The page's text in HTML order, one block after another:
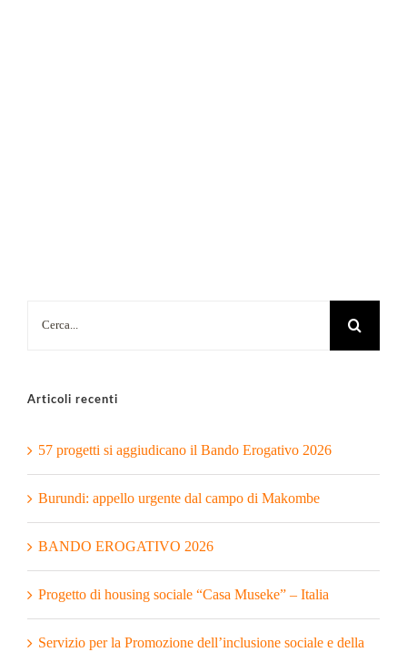
Articoli recenti
57 progetti si aggiudicano il Bando Erogativo 2026
Burundi: appello urgente dal campo di Makombe
BANDO EROGATIVO 2026
Progetto di housing sociale “Casa Museke” – Italia
Servizio per la Promozione dell’inclusione sociale e della